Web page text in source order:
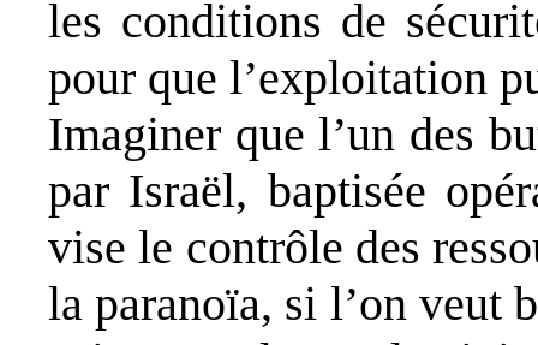
les conditions de
pour que l’exploitation
Imaginer que l’un des
par Israël, baptisée
vise le contrôle des
la paranoïa, si l’on veut